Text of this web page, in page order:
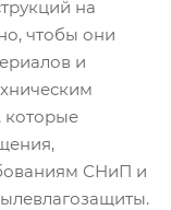
на
чтобы они
и
которые
СНиП и